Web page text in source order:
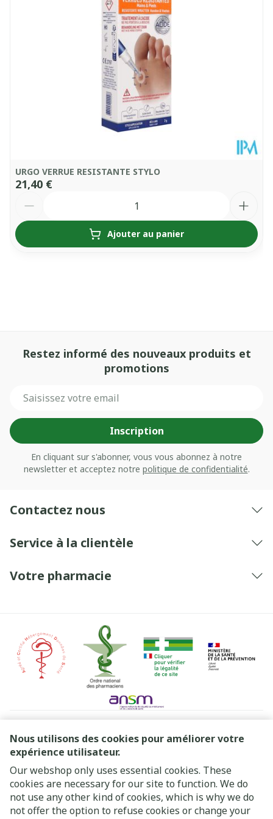
Nous utilisons des cookies pour améliorer votre
expérience utilisateur.
Our webshop only uses essential cookies. These
cookies are necessary for our site to function. We do
not use any other kind of cookies, which is why we do
not offer the option to refuse cookies or change your
Température ambiante (15°C -
25°C)
URGO VERRUE RESISTANTE STYLO
21,40 €
Ajouter au panier
Restez informé des nouveaux produits et
promotions
Inscription
En cliquant sur s'abonner, vous vous abonnez à notre
newsletter et acceptez notre politique de confidentialité.
Contactez nous
Service à la clientèle
Votre pharmacie
Liens légaux